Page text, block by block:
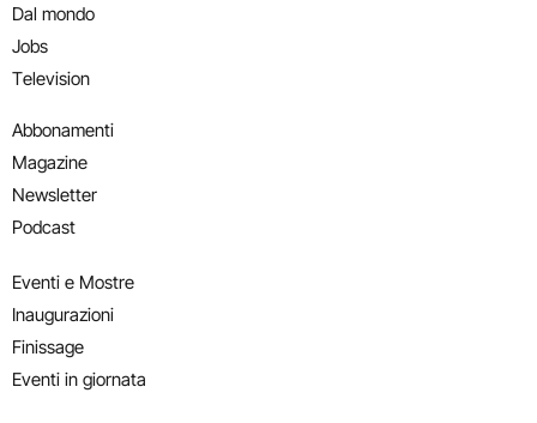
Dal mondo
Jobs
Television
Abbonamenti
Magazine
Newsletter
Podcast
Eventi e Mostre
Inaugurazioni
Finissage
Eventi in giornata